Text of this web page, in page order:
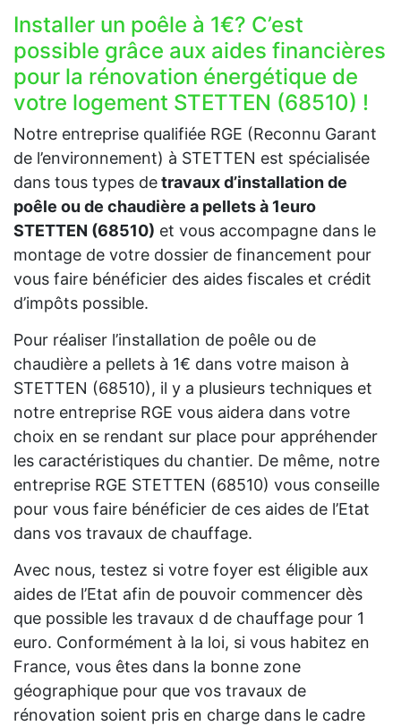
Installer un poêle à 1€? C’est
possible grâce aux aides financières
pour la rénovation énergétique de
votre logement STETTEN (68510) !
Notre entreprise qualifiée RGE (Reconnu Garant
de l’environnement) à STETTEN est spécialisée
dans tous types detravaux d’installation de
poêle ou de chaudière a pellets à 1euro
STETTEN (68510) et vous accompagne dans le
montage de votre dossier de financement pour
vous faire bénéficier des aides fiscales et crédit
d’impôts possible.
Pour réaliser l’installation de poêle ou de
chaudière a pellets à 1€ dans votre maison à
STETTEN (68510), il y a plusieurs techniques et
notre entreprise RGE vous aidera dans votre
choix en se rendant sur place pour appréhender
les caractéristiques du chantier. De même, notre
entreprise RGE STETTEN (68510) vous conseille
pour vous faire bénéficier de ces aides de l’Etat
dans vos travaux de chauffage.
Avec nous, testez si votre foyer est éligible aux
aides de l’Etat afin de pouvoir commencer dès
que possible les travaux d de chauffage pour 1
euro. Conformément à la loi, si vous habitez en
France, vous êtes dans la bonne zone
géographique pour que vos travaux de
rénovation soient pris en charge dans le cadre